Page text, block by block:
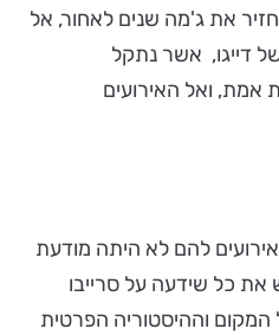
את ג'מה שנים לאחור, אל
דייגו, אשר נתקל
אמת, ואל האירועים
להם לא היתה מודעת
את כל שידעה על סרייבו
המקום וההיסטוריה הפרטית